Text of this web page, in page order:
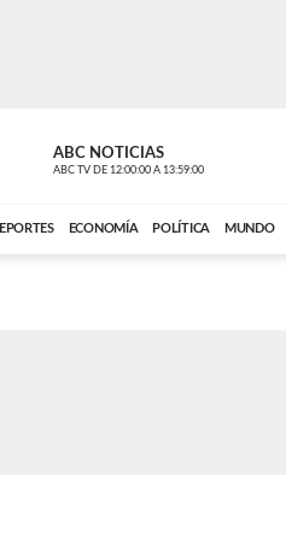
ABC NOTICIAS
ABC TV DE 12:00:00 A 13:59:00
ECONOMÍA POLÍTICA MUNDO